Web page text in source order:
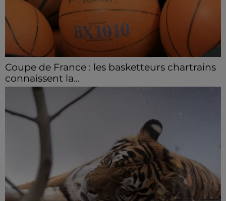
Coupe de France : les basketteurs chartrains
connaissent la...
Le C'CMBM affrontera un autre club de la région
Centre à l'occasion des 32es de finale de la Coupe de
France.